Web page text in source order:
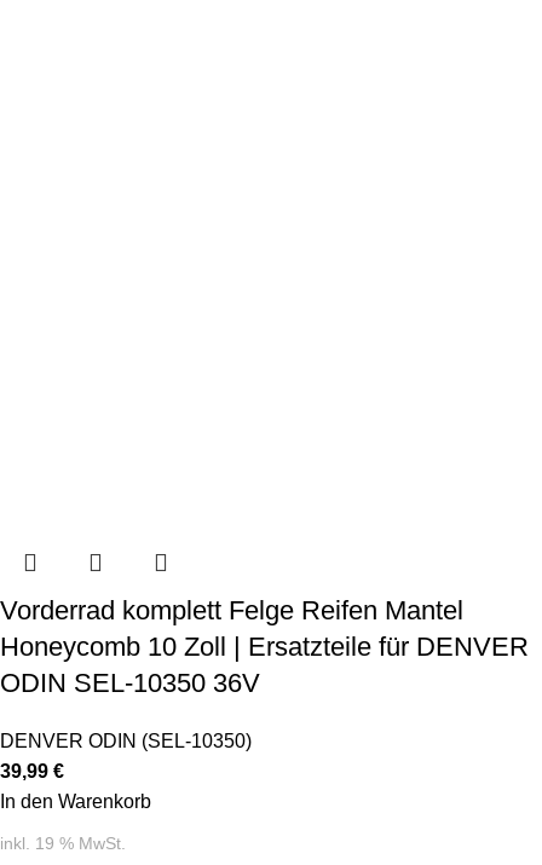
Vorderrad komplett Felge Reifen Mantel
Honeycomb 10 Zoll | Ersatzteile für DENVER
ODIN SEL-10350 36V
DENVER ODIN (SEL-10350)
39,99 €
In den Warenkorb
inkl. 19 % MwSt.